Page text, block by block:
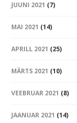
JUUNI 2021 (7)
MAI 2021 (14)
APRILL 2021 (25)
MÄRTS 2021 (10)
VEEBRUAR 2021 (8)
JAANUAR 2021 (14)